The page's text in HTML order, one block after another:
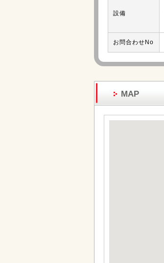
設備
お問合わせNo
MAP